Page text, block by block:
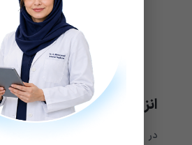
آموزش تکنیک های
تهیه لیستی از موقعیت
روبرو شدن با محرک
حفظ حالت آرامش و
آرامش تحت نظر درمانگر
انزجار درمانی